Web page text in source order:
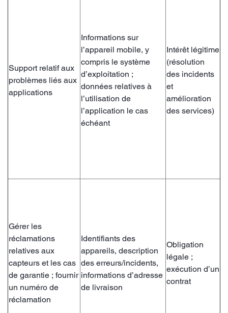
Support relatif aux
problèmes liés aux
applications
Informations sur
l’appareil mobile, y
compris le système
d’exploitation ;
données relatives à
l’utilisation de
l’application le cas
échéant
Intérêt légitime
(résolution
des incidents
et
amélioration
des services)
Gérer les
réclamations
relatives aux
capteurs et les cas
de garantie ; fournir
un numéro de
réclamation
Identifiants des
appareils, description
des erreurs/incidents,
informations d’adresse
de livraison
Obligation
légale ;
exécution d’un
contrat